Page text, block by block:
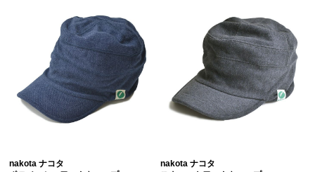
nakota ナコタ
nakota ナコタ